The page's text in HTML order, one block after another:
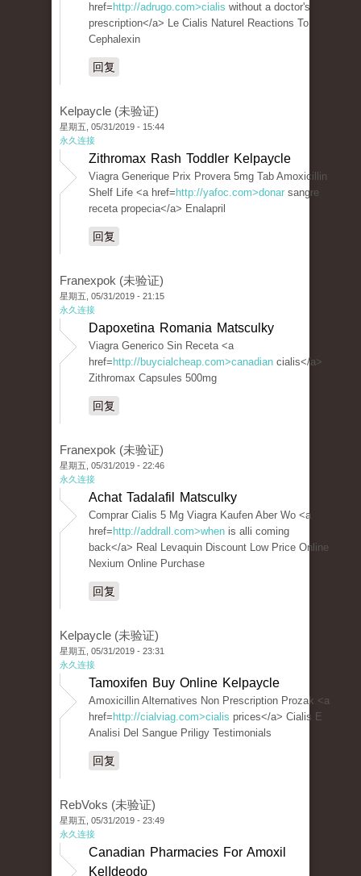
href= http://adrugo.com>cialis without a doctor's
prescription</a> Le Cialis Naturel Reactions To
Cephalexin
回复
Kelpaycle (未验证)
星期五, 05/31/2019 - 15:44
永久连接
Zithromax Rash Toddler Kelpaycle
Viagra Generique Prix Provera 5mg Tab Amoxicillin
Shelf Life <a href= http://yafoc.com>donar sangre
receta propecia</a> Enalapril
回复
Franexpok (未验证)
星期五, 05/31/2019 - 21:15
永久连接
Dapoxetina Romania Matsculky
Viagra Generico Sin Receta <a
href= http://buycialcheap.com>canadian cialis</a>
Zithromax Capsules 500mg
回复
Franexpok (未验证)
星期五, 05/31/2019 - 22:46
永久连接
Achat Tadalafil Matsculky
Comprar Cialis 5 Mg Viagra Kaufen Aber Wo <a
href= http://addrall.com>when is alli coming
back</a> Real Levaquin Discount Low Price Online
Nexium Online Purchase
回复
Kelpaycle (未验证)
星期五, 05/31/2019 - 23:31
永久连接
Tamoxifen Buy Online Kelpaycle
Amoxicillin Alternatives Non Prescription Prozak <a
href= http://cialviag.com>cialis prices</a> Cialis E
Analisi Del Sangue Priligy Testimonials
回复
RebVoks (未验证)
星期五, 05/31/2019 - 23:49
永久连接
Canadian Pharmacies For Amoxil
KelIdeodo